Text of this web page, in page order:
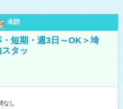
未読
短期・週3日～OK＞埼
タッ
なし